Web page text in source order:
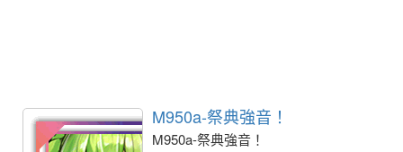
M950a-祭典強音！
M950a-祭典強音！